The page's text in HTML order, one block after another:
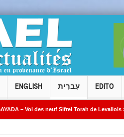
ENGLISH עִברִית EDITO
Sifrei Torah de Levallois : jusqu’à quand